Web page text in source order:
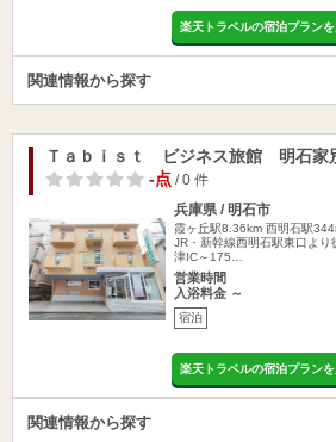
楽天トラベルの宿泊プランを
関連情報から探す
Ｔａｂｉｓｔ ビジネス旅館 明石家
-点/ 0 件
兵庫県 / 明石市
霞ヶ丘駅8.36km 西明石駅
JR・新幹線西明石駅東口よ
津IC～175…
営業時間
入浴料金 ～
宿泊
楽天トラベルの宿泊プランを
関連情報から探す